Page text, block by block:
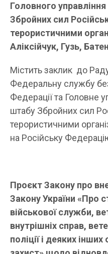
Головного
Збройних сил
терористичними
Аліксійчук, Гузь,
Містить заклик до
Федеральну службу
Федерації та Головне
штабу Збройних сил
терористичними
на Російську
Проєкт Закону про
Закону України «Про
військової служби,
внутрішніх справ,
поліції і деяких